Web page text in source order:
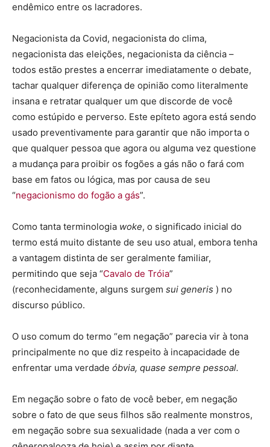
endêmico entre os lacradores.
Negacionista da Covid, negacionista do clima,
negacionista das eleições, negacionista da ciência –
todos estão prestes a encerrar imediatamente o debate,
tachar qualquer diferença de opinião como literalmente
insana e retratar qualquer um que discorde de você
como estúpido e perverso. Este epíteto agora está sendo
usado preventivamente para garantir que não importa o
que qualquer pessoa que agora ou alguma vez questione
a mudança para proibir os fogões a gás não o fará com
base em fatos ou lógica, mas por causa de seu
“negacionismo do fogão a gás”.
Como tanta terminologia woke, o significado inicial do
termo está muito distante de seu uso atual, embora tenha
a vantagem distinta de ser geralmente familiar,
permitindo que seja “Cavalo de Tróia”
(reconhecidamente, alguns surgem sui generis ) no
discurso público.
O uso comum do termo “em negação” parecia vir à tona
principalmente no que diz respeito à incapacidade de
enfrentar uma verdade óbvia, quase sempre pessoal.
Em negação sobre o fato de você beber, em negação
sobre o fato de que seus filhos são realmente monstros,
em negação sobre sua sexualidade (nada a ver com o